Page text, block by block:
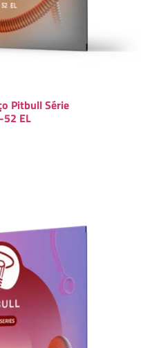
Pitbull Série
EL